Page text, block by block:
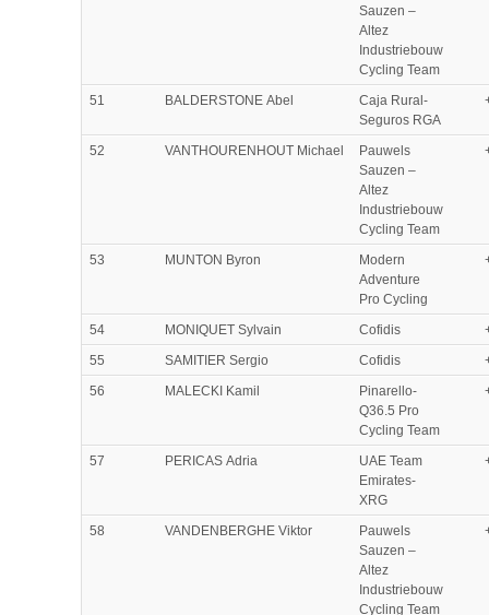
Sauzen –
Altez
Industriebouw
Cycling Team
51 BALDERSTONE Abel
Caja Rural-
Seguros RGA
52 VANTHOURENHOUT Michael
Pauwels
Sauzen –
Altez
Industriebouw
Cycling Team
53 MUNTON Byron
Modern
Adventure
Pro Cycling
54 MONIQUET Sylvain Cofidis
55
SAMITIER Sergio Cofidis
56
MALECKI Kamil
Pinarello-
Q36.5 Pro
Cycling Team
57 PERICAS Adria
UAE Team
Emirates-
XRG
58 VANDENBERGHE Viktor
Pauwels
Sauzen –
Altez
Industriebouw
Cycling Team